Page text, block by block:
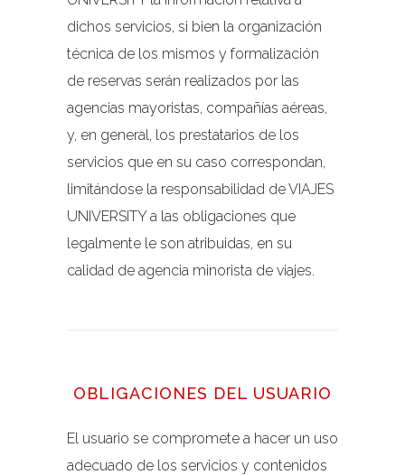
dichos servicios, si bien la organización
técnica de los mismos y formalización
de reservas serán realizados por las
agencias mayoristas, compañías aéreas,
y, en general, los prestatarios de los
servicios que en su caso correspondan,
limitándose la responsabilidad de VIAJES
UNIVERSITY a las obligaciones que
legalmente le son atribuidas, en su
calidad de agencia minorista de viajes.
OBLIGACIONES DEL USUARIO
El usuario se compromete a hacer un uso
adecuado de los servicios y contenidos